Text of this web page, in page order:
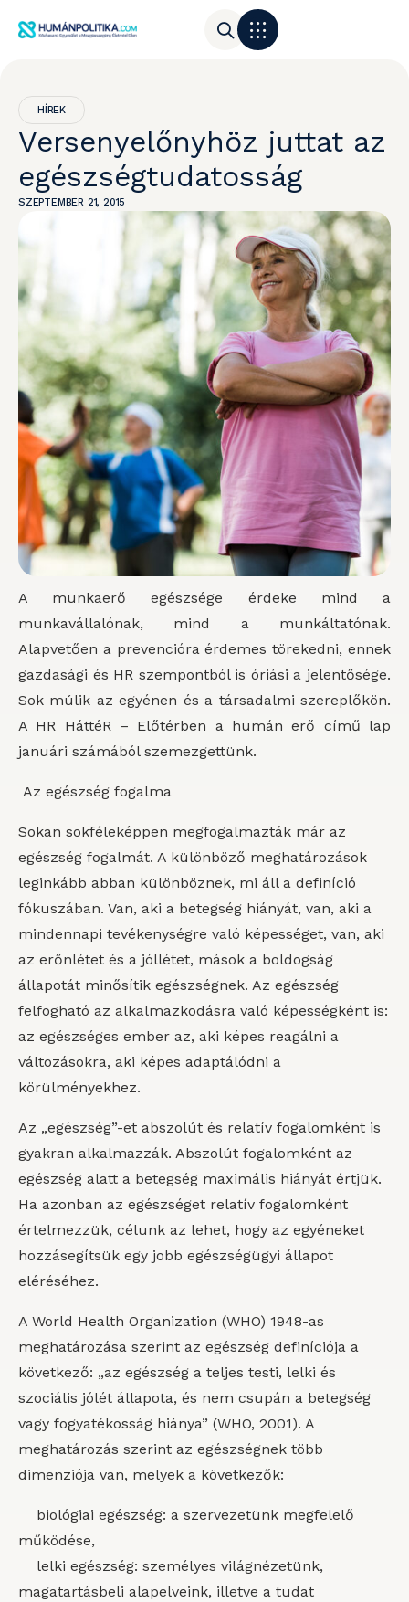
HÍREK
Versenyelőnyhöz juttat az
egészségtudatosság
SZEPTEMBER 21, 2015
A munkaerő egészsége érdeke mind a
munkavállalónak, mind a munkáltatónak.
Alapvetően a prevencióra érdemes törekedni, ennek
gazdasági és HR szempontból is óriási a jelentősége.
Sok múlik az egyénen és a társadalmi szereplőkön.
A HR HáttéR – Előtérben a humán erő című lap
januári számából szemezgettünk.
Az egészség fogalma
Sokan sokféleképpen megfogalmazták már az
egészség fogalmát. A különböző meghatározások
leginkább abban különböznek, mi áll a definíció
fókuszában. Van, aki a betegség hiányát, van, aki a
mindennapi tevékenységre való képességet, van, aki
az erőnlétet és a jóllétet, mások a boldogság
állapotát minősítik egészségnek. Az egészség
felfogható az alkalmazkodásra való képességként is:
az egészséges ember az, aki képes reagálni a
változásokra, aki képes adaptálódni a
körülményekhez.
Az „egészség”-et abszolút és relatív fogalomként is
gyakran alkalmazzák. Abszolút fogalomként az
egészség alatt a betegség maximális hiányát értjük.
Ha azonban az egészséget relatív fogalomként
értelmezzük, célunk az lehet, hogy az egyéneket
hozzásegítsük egy jobb egészségügyi állapot
eléréséhez.
A World Health Organization (WHO) 1948-as
meghatározása szerint az egészség definíciója a
következő: „az egészség a teljes testi, lelki és
szociális jólét állapota, és nem csupán a betegség
vagy fogyatékosság hiánya” (WHO, 2001). A
meghatározás szerint az egészségnek több
dimenziója van, melyek a következők:
biológiai egészség: a szervezetünk megfelelő
működése,
lelki egészség: személyes világnézetünk,
magatartásbeli alapelveink, illetve a tudat